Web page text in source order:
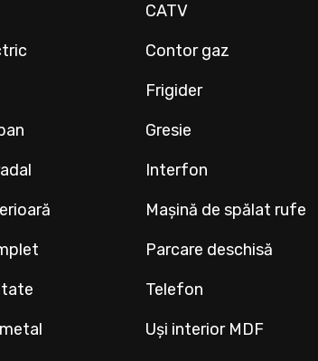
CATV
Contor gaz
Frigider
Gresie
Interfon
Mașină de spălat rufe
Parcare deschisă
Telefon
Uși interior MDF